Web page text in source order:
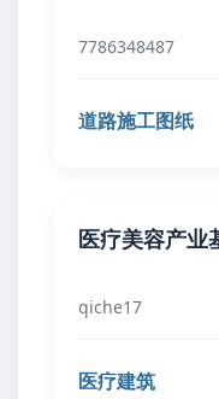
7786348487
道路施工图纸
医疗美容产业
qiche17
医疗建筑